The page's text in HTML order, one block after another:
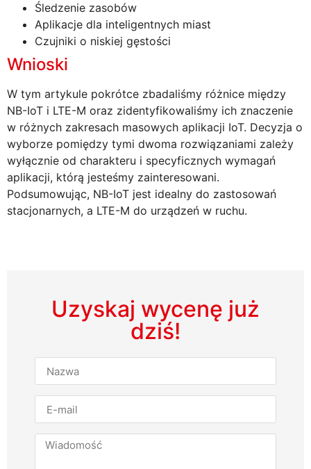
Śledzenie zasobów
Aplikacje dla inteligentnych miast
Czujniki o niskiej gęstości
Wnioski
W tym artykule pokrótce zbadaliśmy różnice między
NB-IoT i LTE-M oraz zidentyfikowaliśmy ich znaczenie
w różnych zakresach masowych aplikacji IoT. Decyzja o
wyborze pomiędzy tymi dwoma rozwiązaniami zależy
wyłącznie od charakteru i specyficznych wymagań
aplikacji, którą jesteśmy zainteresowani.
Podsumowując, NB-IoT jest idealny do zastosowań
stacjonarnych, a LTE-M do urządzeń w ruchu.
Uzyskaj wycenę już
dziś!